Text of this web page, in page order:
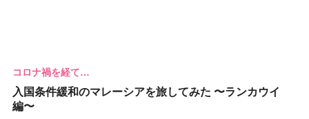
コロナ禍を経て…
入国条件緩和のマレーシアを旅してみた 〜ランカウイ
編〜